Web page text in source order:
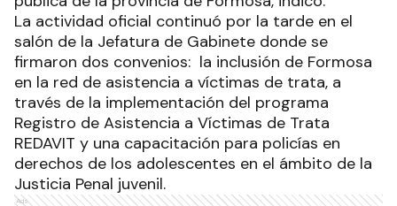
La actividad oficial continuó por la tarde en el
salón de la Jefatura de Gabinete donde se
firmaron dos convenios: la inclusión de Formosa
en la red de asistencia a víctimas de trata, a
través de la implementación del programa
Registro de Asistencia a Víctimas de Trata
REDAVIT y una capacitación para policías en
derechos de los adolescentes en el ámbito de la
Justicia Penal juvenil.
Ads